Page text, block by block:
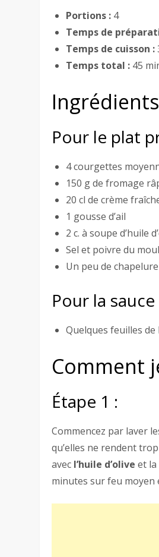
Portions : 4
Temps de
Temps de cuisson :
Temps total : 45
Ingrédients
Pour le plat
4 courgettes
150 g de fromage
20 cl de crème
1 gousse d’ail
2 c. à soupe d’huile
Sel et poivre du
Un peu de
Pour la
Quelques feuilles
Comment
Étape 1 :
Commencez par laver
qu’elles ne rendent
avec l’huile d’olive et la
minutes sur feu moyen